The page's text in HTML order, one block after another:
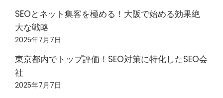
SEOとネット集客を極める！大阪で始める効果絶
大な戦略
2025年7月7日
東京都内でトップ評価！SEO対策に特化したSEO会
社
2025年7月7日